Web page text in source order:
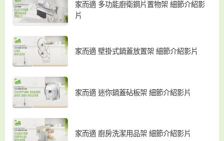
家而適 多功能廚衛鋼片置物架 細節介紹影
片
家而適 壁掛式鍋蓋放置架 細節介紹影片
家而適 迷你鍋蓋砧板架 細節介紹影片
家而適 廚房洗潔用品架 細節介紹影片